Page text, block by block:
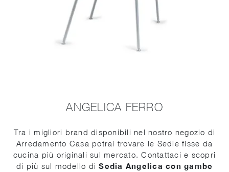
ANGELICA FERRO
Tra i migliori brand disponibili nel nostro negozio di
Arredamento Casa potrai trovare le Sedie fisse da
cucina più originali sul mercato. Contattaci e scopri
di più sul modello diSedia Angelica con gambe